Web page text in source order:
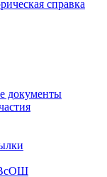
справка
документы